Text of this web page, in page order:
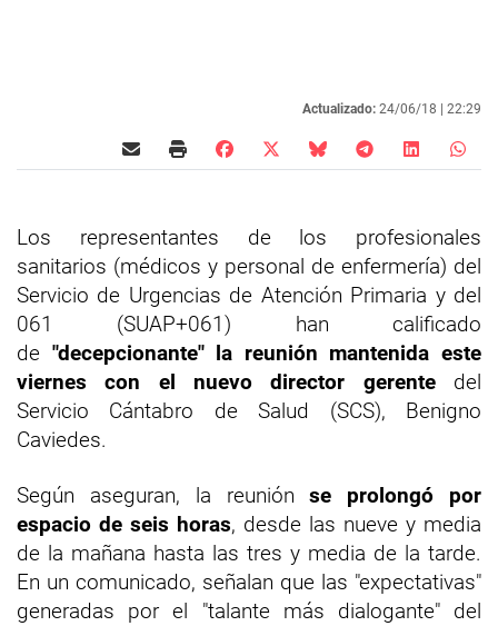
Actualizado: 24/06/18 | 22:29
Los representantes de los profesionales
sanitarios (médicos y personal de enfermería) del
Servicio de Urgencias de Atención Primaria y del
061 (SUAP+061) han calificado
de "decepcionante" la reunión mantenida este
viernes con el nuevo director gerentedel
Servicio Cántabro de Salud (SCS), Benigno
Caviedes.
Según aseguran, la reuniónse prolongó por
espacio de seis horas, desde las nueve y media
de la mañana hasta las tres y media de la tarde.
En un comunicado, señalan que las "expectativas"
generadas por el "talante más dialogante" del